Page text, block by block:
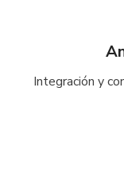
Integración y